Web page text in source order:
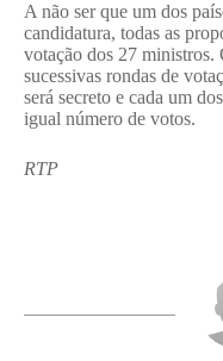
A não ser que um dos
candidatura, todas as
votação dos 27
sucessivas rondas de
será secreto e cada um
igual número de votos.
RTP